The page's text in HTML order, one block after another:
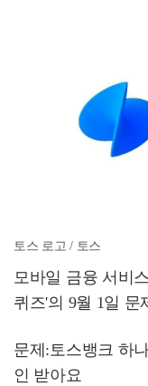
토스 로고 / 토스
모바일 금융 서비
퀴즈'의 9월 1일
문제:토스뱅크 하
인 받아요